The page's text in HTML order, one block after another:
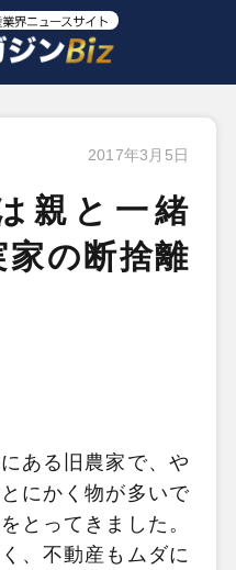
2017年3月5日
親と一緒
の断捨離
ある旧農家で、や
にかく物が多いで
とってきました。
、不動産もムダに